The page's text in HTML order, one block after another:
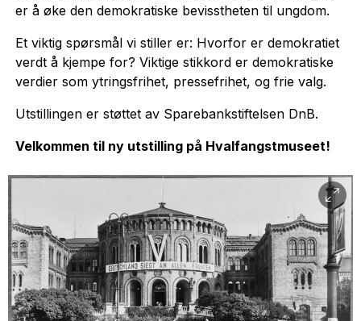
er å øke den demokratiske bevisstheten til ungdom.
Et viktig spørsmål vi stiller er: Hvorfor er demokratiet
verdt å kjempe for? Viktige stikkord er demokratiske
verdier som ytringsfrihet, pressefrihet, og frie valg.
Utstillingen er støttet av Sparebankstiftelsen DnB.
Velkommen til ny utstilling på Hvalfangstmuseet!